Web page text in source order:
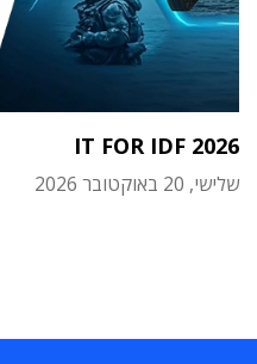
IT FOR IDF 2026
שלישי, 20 באוקטובר 2026